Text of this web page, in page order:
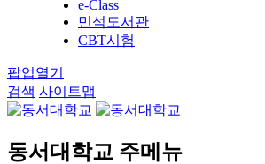
e-Class
민석도서관
CBT시험
팝업열기
검색 사이트맵
동서대학교 주메뉴